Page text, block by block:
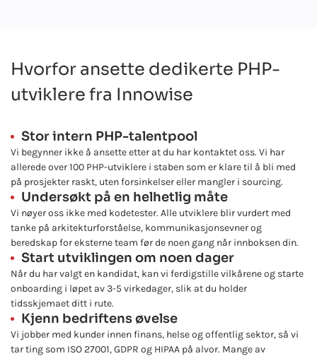
Hvorfor ansette dedikerte PHP-
utviklere fra Innowise
Stor intern PHP-talentpool
Vi begynner ikke å ansette etter at du har kontaktet oss. Vi har
allerede over 100 PHP-utviklere i staben som er klare til å bli med
på prosjekter raskt, uten forsinkelser eller mangler i sourcing.
Undersøkt på en helhetlig måte
Vi nøyer oss ikke med kodetester. Alle utviklere blir vurdert med
tanke på arkitekturforståelse, kommunikasjonsevner og
beredskap for eksterne team før de noen gang når innboksen din.
Start utviklingen om noen dager
Når du har valgt en kandidat, kan vi ferdigstille vilkårene og starte
onboarding i løpet av 3-5 virkedager, slik at du holder
tidsskjemaet ditt i rute.
Kjenn bedriftens øvelse
Vi jobber med kunder innen finans, helse og offentlig sektor, så vi
tar ting som ISO 27001, GDPR og HIPAA på alvor. Mange av